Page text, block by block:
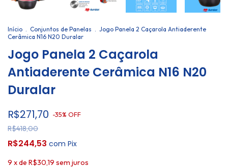
Início . Conjuntos de Panelas . Jogo Panela 2 Caçarola Antiaderente
Cerâmica N16 N20 Duralar
Jogo Panela 2 Caçarola
Antiaderente Cerâmica N16 N20
Duralar
R$271,70 -35% OFF
R$418,00
R$244,53 com Pix
9 x de R$30,19 sem juros